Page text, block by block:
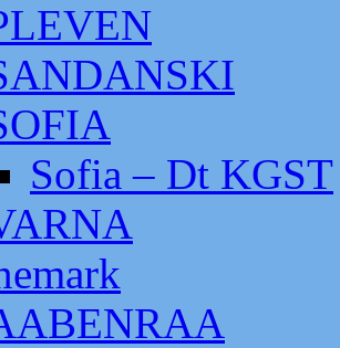
Sofia – Dt KGST